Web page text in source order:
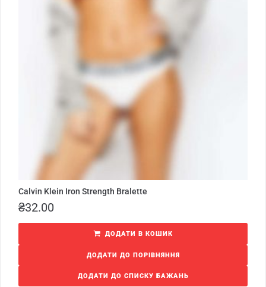
Calvin Klein Iron Strength Bralette
₴32.00
ДОДАТИ В КОШИК
ДОДАТИ ДО ПОРІВНЯННЯ
ДОДАТИ ДО СПИСКУ БАЖАНЬ